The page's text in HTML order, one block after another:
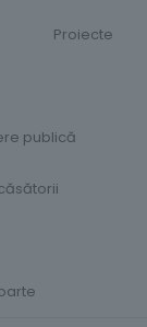
Proiecte
publică